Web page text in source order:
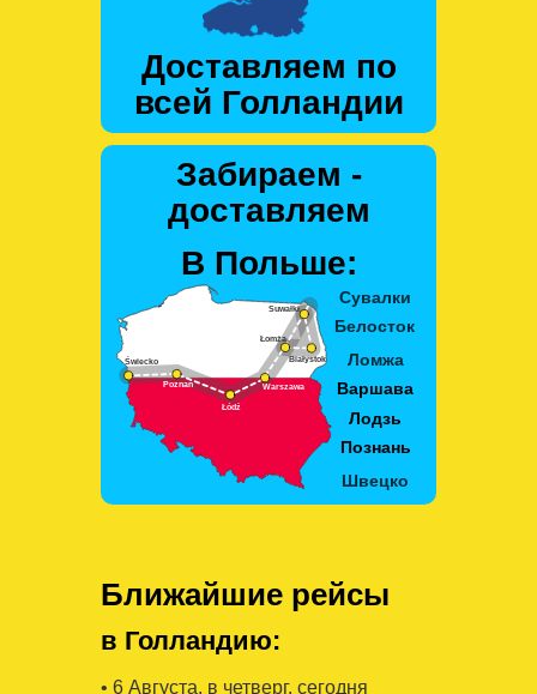
Доставляем по
всей Голландии
Забираем -
доставляем
В Польше:
Ближайшие рейсы
в Голландию:
• 6 Августa, в четверг, сегодня